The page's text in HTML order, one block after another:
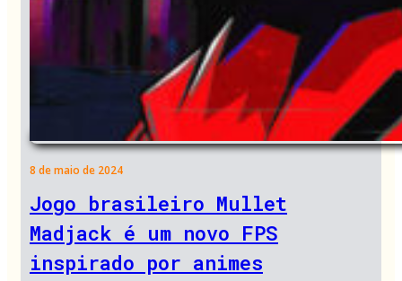
8 de maio de 2024
Jogo brasileiro Mullet
Madjack é um novo FPS
inspirado por animes